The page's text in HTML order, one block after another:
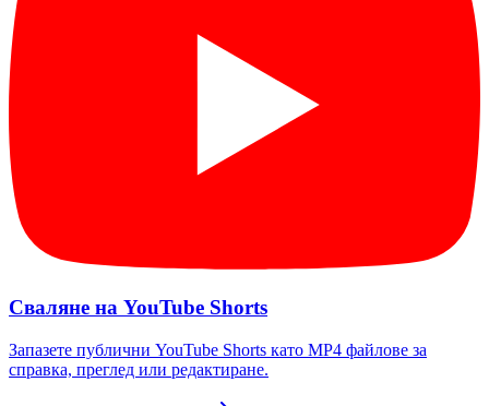
Сваляне на YouTube Shorts
Запазете публични YouTube Shorts като MP4 файлове за
справка, преглед или редактиране.